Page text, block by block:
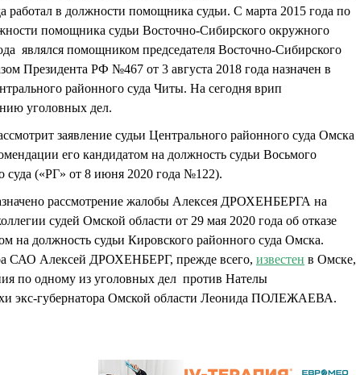
работал в должности помощника судьи. С марта 2015 года по
помощника судьи Восточно-Сибирского окружного
являлся помощником председателя Восточно-Сибирского
Президента РФ №467 от 3 августа 2018 года назначен в
районного суда Читы. На сегодня врип
уголовных дел.
заявление судьи Центрального районного суда Омска
его кандидатом на должность судьи Восьмого
суда («РГ» от 8 июня 2020 года №122).
рассмотрение жалобы Алексея ДРОХЕНБЕРГА на
судей Омской области от 29 мая 2020 года об отказе
на должность судьи Кировского районного суда Омска.
САО Алексей ДРОХЕНБЕРГ, прежде всего, известен в Омске,
по одному из уголовных дел против Нателы
губернатора Омской области Леонида ПОЛЕЖАЕВА.